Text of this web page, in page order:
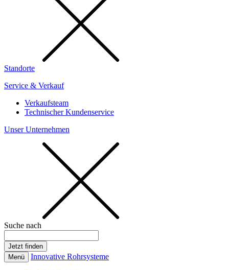
Standorte
Service & Verkauf
Verkaufsteam
Technischer Kundenservice
Unser Unternehmen
Suche nach
Menü Innovative Rohrsysteme